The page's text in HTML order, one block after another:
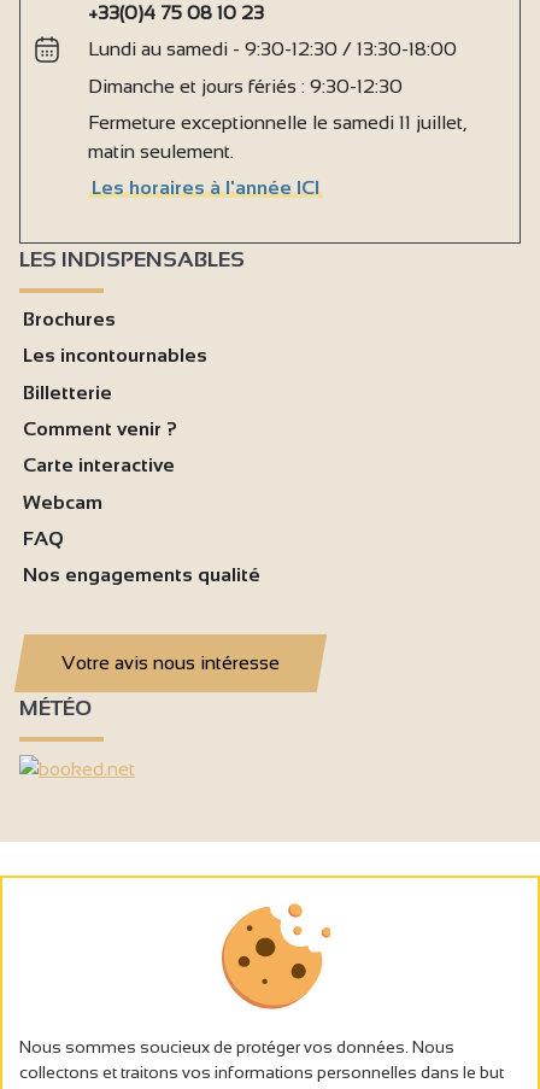
+33(0)4 75 08 10 23
Lundi au samedi - 9:30-12:30 / 13:30-18:00
Dimanche et jours fériés : 9:30-12:30
Fermeture exceptionnelle le samedi 11 juillet,
matin seulement.
Les horaires à l'année ICI
LES INDISPENSABLES
Brochures
Les incontournables
Billetterie
Comment venir ?
Carte interactive
Webcam
FAQ
Nos engagements qualité
Votre avis nous intéresse
MÉTÉO
Nous sommes soucieux de protéger vos données. Nous
collectons et traitons vos informations personnelles dans le but